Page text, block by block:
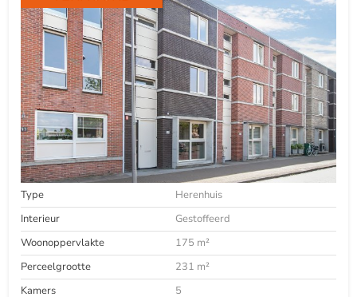
Type
Herenhuis
Interieur
Gestoffeerd
Woonoppervlakte
175 m²
Perceelgrootte
231 m²
Kamers
5